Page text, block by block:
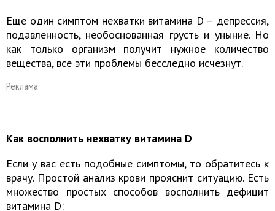
Еще один симптом нехватки витамина D – депрессия,
подавленность, необоснованная грусть и уныние. Но
как только организм получит нужное количество
вещества, все эти проблемы бесследно исчезнут.
Реклама
Как восполнить нехватку витамина D
Если у вас есть подобные симптомы, то обратитесь к
врачу. Простой анализ крови прояснит ситуацию. Есть
множество простых способов восполнить дефицит
витамина D: